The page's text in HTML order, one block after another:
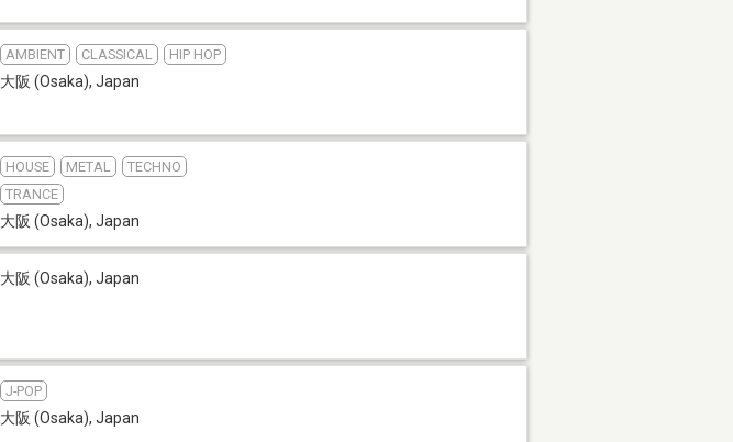
AMBIENT CLASSICAL HIP HOP
大阪 (Osaka), Japan
HOUSE METAL
TECHNO
TRANCE
大阪 (Osaka), Japan
大阪 (Osaka), Japan
J-POP
大阪 (Osaka), Japan